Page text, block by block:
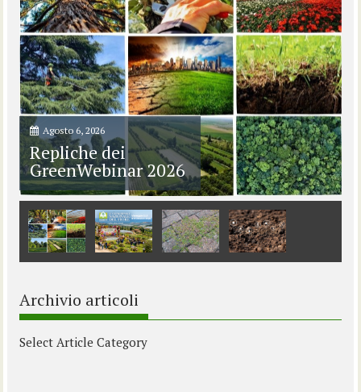
Agosto 6, 2026
Repliche dei
GreenWebinar 2026
Archivio articoli
Select Article Category